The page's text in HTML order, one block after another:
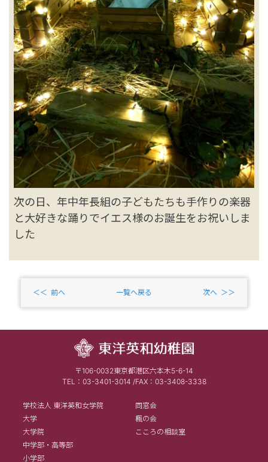
次の日、年中年長組の子どもたちも手作りの楽器
と大好きな踊りでイエス様のお誕生をお祝いしま
した
前へ 一覧へ戻る 次へ
〒106-0032東京都港区六本木5-6-14
TEL：03-3401-3014 /FAX：03-3408-3338
学校法人 東洋英和女学院
同窓会
大学
楓の会
大学院
こころの相談室
中学部・高等部
小学部